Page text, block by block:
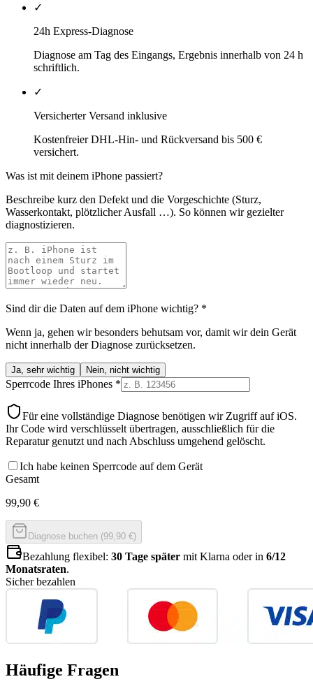
✓
24h Express-Diagnose
Diagnose am Tag des Eingangs, Ergebnis innerhalb von 24 h
schriftlich.
✓
Versicherter Versand inklusive
Kostenfreier DHL-Hin- und Rückversand bis 500 €
versichert.
Was ist mit deinem iPhone passiert?
Beschreibe kurz den Defekt und die Vorgeschichte (Sturz,
Wasserkontakt, plötzlicher Ausfall …). So können wir gezielter
diagnostizieren.
Sind dir die Daten auf dem iPhone wichtig? *
Wenn ja, gehen wir besonders behutsam vor, damit wir dein Gerät
nicht innerhalb der Diagnose zurücksetzen.
Ja, sehr wichtig Nein, nicht wichtig
Sperrcode Ihres iPhones *
Für eine vollständige Diagnose benötigen wir Zugriff auf iOS.
Ihr Code wird verschlüsselt übertragen, ausschließlich für die
Reparatur genutzt und nach Abschluss umgehend gelöscht.
Ich habe keinen Sperrcode auf dem Gerät
Gesamt
99,90 €
Diagnose buchen (99,90 €)
Bezahlung flexibel: 30 Tage später mit Klarna oder in 6/12
Monatsraten.
Sicher bezahlen
Häufige Fragen